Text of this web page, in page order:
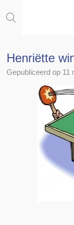
direct
hoofdinhoud
Henriëtte
Gepubliceerd op 11